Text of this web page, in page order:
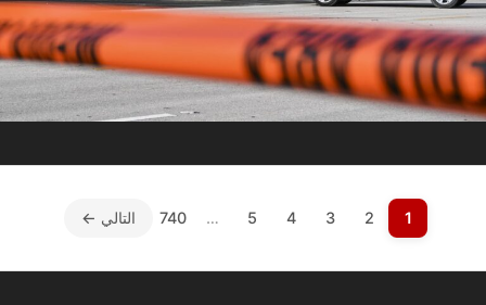
1
2
3
4
5
…
740 التالي ←